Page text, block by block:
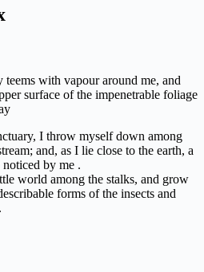
with vapour around me, and
surface of the impenetrable foliage
I throw myself down among
and, as I lie close to the earth, a
by me .
world among the stalks, and grow
forms of the insects and